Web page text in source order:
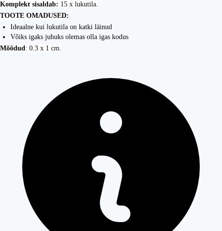
Komplekt sisaldab: 15 x lukutila.
TOOTE OMADUSED:
Ideaalne kui lukutila on katki läinud
Võiks igaks juhuks olemas olla igas kodus
Mõõdud : 0.3 x 1 cm.